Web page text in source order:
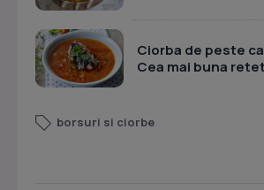
Ciorba de peste
Cea mai buna
borsuri si ciorbe